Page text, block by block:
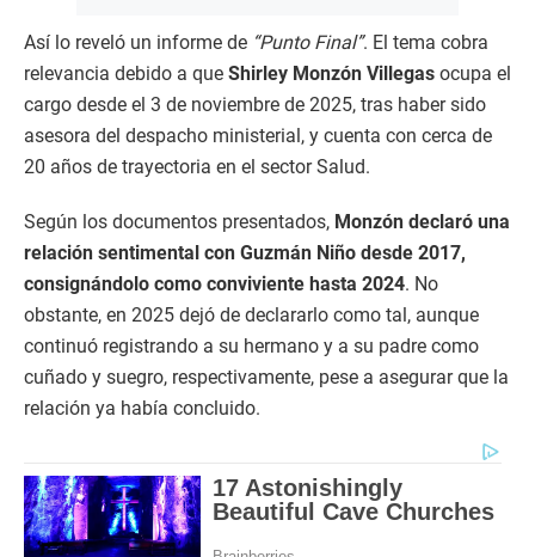
Así lo reveló un informe de “Punto Final”. El tema cobra
relevancia debido a que Shirley Monzón Villegas ocupa el
cargo desde el 3 de noviembre de 2025, tras haber sido
asesora del despacho ministerial, y cuenta con cerca de
20 años de trayectoria en el sector Salud.
Según los documentos presentados, Monzón declaró una
relación sentimental con Guzmán Niño desde 2017,
consignándolo como conviviente hasta 2024. No
obstante, en 2025 dejó de declararlo como tal, aunque
continuó registrando a su hermano y a su padre como
cuñado y suegro, respectivamente, pese a asegurar que la
relación ya había concluido.